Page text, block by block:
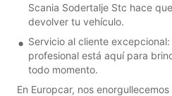
Scania Sodertalje Stc hace
devolver tu vehículo.
Servicio al cliente
profesional está aquí para
todo momento.
En Europcar, nos